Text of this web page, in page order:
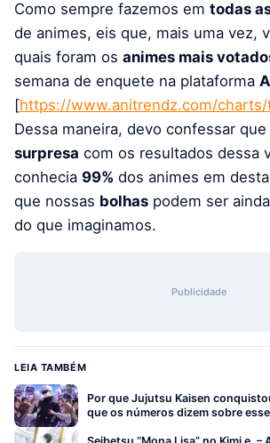
Como sempre fazemos em todas
de animes, eis que, mais uma vez,
quais foram os animes mais
semana de enquete na plataforma
[https://www.anitrendz.com/
Dessa maneira, devo confessar
surpresa com os resultados dessa
conhecia 99% dos animes em
que nossas bolhas podem ser
do que imaginamos.
Publicidade
LEIA TAMBÉM
Por que Jujutsu Kaisen
que os números dizem sobre